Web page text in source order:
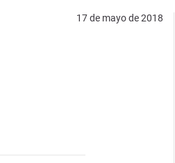
17 de mayo de 2018